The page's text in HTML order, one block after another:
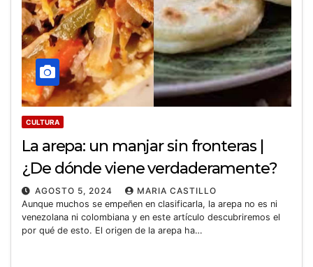
CULTURA
La arepa: un manjar sin fronteras |
¿De dónde viene verdaderamente?
AGOSTO 5, 2024
MARIA CASTILLO
Aunque muchos se empeñen en clasificarla, la arepa no es ni
venezolana ni colombiana y en este artículo descubriremos el
por qué de esto. El origen de la arepa ha…